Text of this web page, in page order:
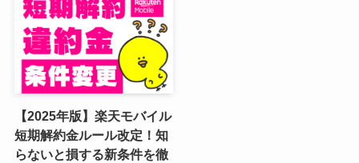
【2025年版】楽天モバイル
短期解約金ルール改定！知
らないと損する新条件を徹